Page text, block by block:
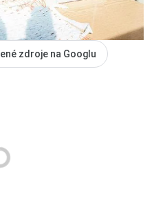
zdroje na Googlu